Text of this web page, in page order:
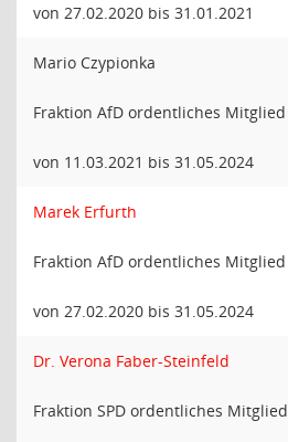
von 27.02.2020 bis 31.01.2021
Mario Czypionka
Fraktion AfD ordentliches Mitglied
von 11.03.2021 bis 31.05.2024
Marek Erfurth
Fraktion AfD ordentliches Mitglied
von 27.02.2020 bis 31.05.2024
Dr. Verona Faber-Steinfeld
Fraktion SPD ordentliches Mitglied